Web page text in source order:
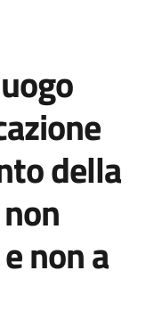
della
non a